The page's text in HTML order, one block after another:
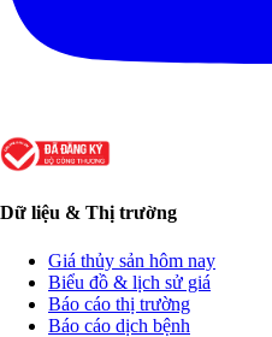
Dữ liệu & Thị trường
Giá thủy sản hôm nay
Biểu đồ & lịch sử giá
Báo cáo thị trường
Báo cáo dịch bệnh